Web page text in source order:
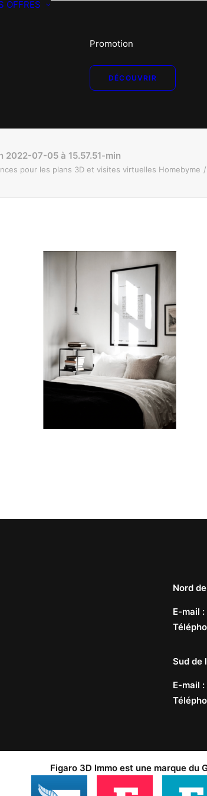
OFFRES
Promotion
DÉCOUVRIR
2022-07-05 à 15.57.51-min
pour les plans 3D et visites virtuelles Homebyme
Nord
E-mail :
Sud de
E-mail :
Figaro 3D Immo est une marque du